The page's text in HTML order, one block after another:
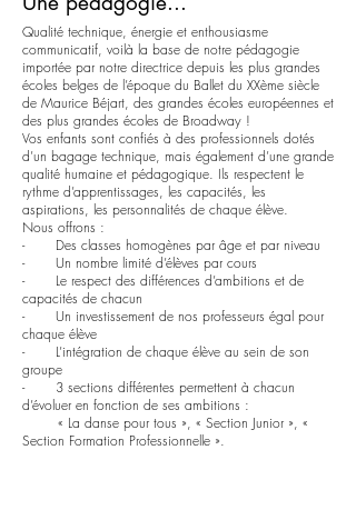
Qualité technique, énergie et enthousiasme
communicatif, voilà la base de notre pédagogie
importée par notre directrice depuis les plus grandes
écoles belges de l’époque du Ballet du XXème siècle
de Maurice Béjart, des grandes écoles européennes et
des plus grandes écoles de Broadway !
Vos enfants sont confiés à des professionnels dotés
d’un bagage technique, mais également d’une grande
qualité humaine et pédagogique. Ils respectent le
rythme d’apprentissages, les capacités, les
aspirations, les personnalités de chaque élève.
Nous offrons :
- Des classes homogènes par âge et par niveau
- Un nombre limité d’élèves par cours
- Le respect des différences d’ambitions et de
capacités de chacun
- Un investissement de nos professeurs égal pour
chaque élève
- L’intégration de chaque élève au sein de son
groupe
- 3 sections différentes permettent à chacun
d’évoluer en fonction de ses ambitions :
« La danse pour tous », « Section Junior », «
Section Formation Professionnelle ».